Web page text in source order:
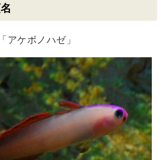
アケボノハゼ」